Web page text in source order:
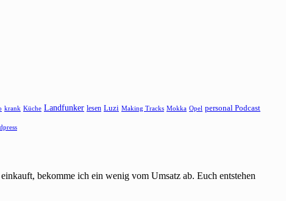
krank Küche Landfunker lesen Luzi Making Tracks Mokka Opel personal Podcast
bekomme ich ein wenig vom Umsatz ab. Euch entstehen